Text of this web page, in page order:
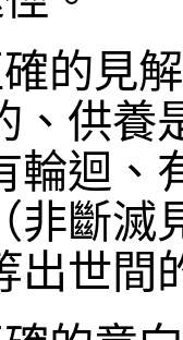
的見
、供養
輪迴、
非斷滅
出世間